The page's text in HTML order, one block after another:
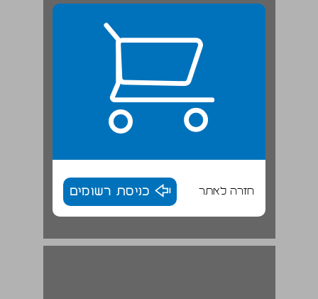
חזרה לאתר כניסת רשומים